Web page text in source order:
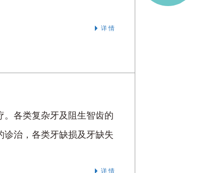
详 情
。各类复杂牙及阻生智齿的
诊治，各类牙缺损及牙缺失
详 情